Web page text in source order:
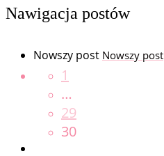
Nawigacja postów
Nowszy post Nowszy post
1
…
29
30